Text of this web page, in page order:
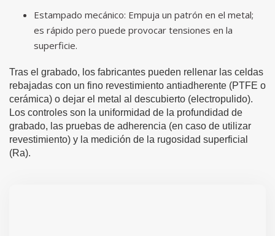
Estampado mecánico: Empuja un patrón en el metal;
es rápido pero puede provocar tensiones en la
superficie.
Tras el grabado, los fabricantes pueden rellenar las celdas
rebajadas con un fino revestimiento antiadherente (PTFE o
cerámica) o dejar el metal al descubierto (electropulido).
Los controles son la uniformidad de la profundidad de
grabado, las pruebas de adherencia (en caso de utilizar
revestimiento) y la medición de la rugosidad superficial
(Ra).